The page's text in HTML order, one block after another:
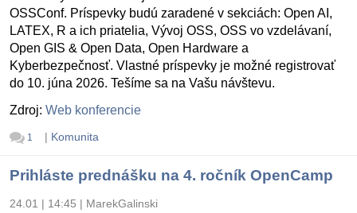
OSSConf. Príspevky budú zaradené v sekciách: Open AI,
LATEX, R a ich priatelia, Vývoj OSS, OSS vo vzdelávaní,
Open GIS & Open Data, Open Hardware a
Kyberbezpečnosť. Vlastné príspevky je možné registrovať
do 10. júna 2026. Tešíme sa na Vašu návštevu.
Zdroj: Web konferencie
1 | Komunita
Prihláste prednášku na 4. ročník OpenCamp
24.01 | 14:45 | MarekGalinski